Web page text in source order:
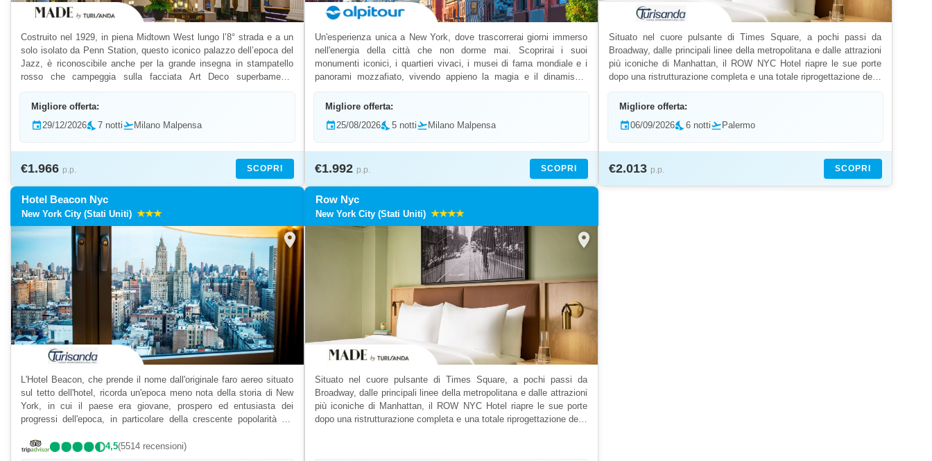
Costruito nel 1929, in piena Midtown West lungo l’8° strada e a un
solo isolato da Penn Station, questo iconico palazzo dell’epoca del
Jazz, è riconoscibile anche per la grande insegna in stampatello
rosso che campeggia sulla facciata Art Deco superbamente
Migliore offerta:
event29/12/2026nights_stay7 nottiflight_takeoff Milano Malpensa
€1.966 p.p. SCOPRI
Un'esperienza unica a New York, dove trascorrerai giorni immerso
nell'energia della città che non dorme mai. Scoprirai i suoi
monumenti iconici, i quartieri vivaci, i musei di fama mondiale e i
panorami mozzafiato, vivendo appieno la magia e il dinamismo
Migliore offerta:
event25/08/2026nights_stay5 nottiflight_takeoff Milano Malpensa
€1.992 p.p. SCOPRI
Situato nel cuore pulsante di Times Square, a pochi passi da
Broadway, dalle principali linee della metropolitana e dalle attrazioni
più iconiche di Manhattan, il ROW NYC Hotel riapre le sue porte
dopo una ristrutturazione completa e una totale riprogettazione della
Migliore offerta:
event06/09/2026nights_stay6 nottiflight_takeoff Palermo
€2.013 p.p. SCOPRI
Hotel Beacon Nyc
New York City (Stati Uniti)
location_on
L'Hotel Beacon, che prende il nome dall'originale faro aereo situato
sul tetto dell'hotel, ricorda un'epoca meno nota della storia di New
York, in cui il paese era giovane, prospero ed entusiasta dei
progressi dell'epoca, in particolare della crescente popolarità del
4,5(5514 recensioni)
Row Nyc
New York City (Stati Uniti)
location_on
Situato nel cuore pulsante di Times Square, a pochi passi da
Broadway, dalle principali linee della metropolitana e dalle attrazioni
più iconiche di Manhattan, il ROW NYC Hotel riapre le sue porte
dopo una ristrutturazione completa e una totale riprogettazione della